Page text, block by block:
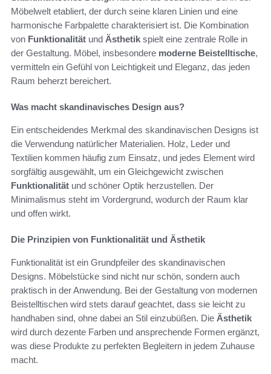
Möbelwelt etabliert, der durch seine klaren Linien und eine
harmonische Farbpalette charakterisiert ist. Die Kombination
von Funktionalität und Ästhetik spielt eine zentrale Rolle in
der Gestaltung. Möbel, insbesondere moderne Beistelltische,
vermitteln ein Gefühl von Leichtigkeit und Eleganz, das jeden
Raum beherzt bereichert.
Was macht skandinavisches Design aus?
Ein entscheidendes Merkmal des skandinavischen Designs ist
die Verwendung natürlicher Materialien. Holz, Leder und
Textilien kommen häufig zum Einsatz, und jedes Element wird
sorgfältig ausgewählt, um ein Gleichgewicht zwischen
Funktionalität und schöner Optik herzustellen. Der
Minimalismus steht im Vordergrund, wodurch der Raum klar
und offen wirkt.
Die Prinzipien von Funktionalität und Ästhetik
Funktionalität ist ein Grundpfeiler des skandinavischen
Designs. Möbelstücke sind nicht nur schön, sondern auch
praktisch in der Anwendung. Bei der Gestaltung von modernen
Beistelltischen wird stets darauf geachtet, dass sie leicht zu
handhaben sind, ohne dabei an Stil einzubüßen. Die Ästhetik
wird durch dezente Farben und ansprechende Formen ergänzt,
was diese Produkte zu perfekten Begleitern in jedem Zuhause
macht.